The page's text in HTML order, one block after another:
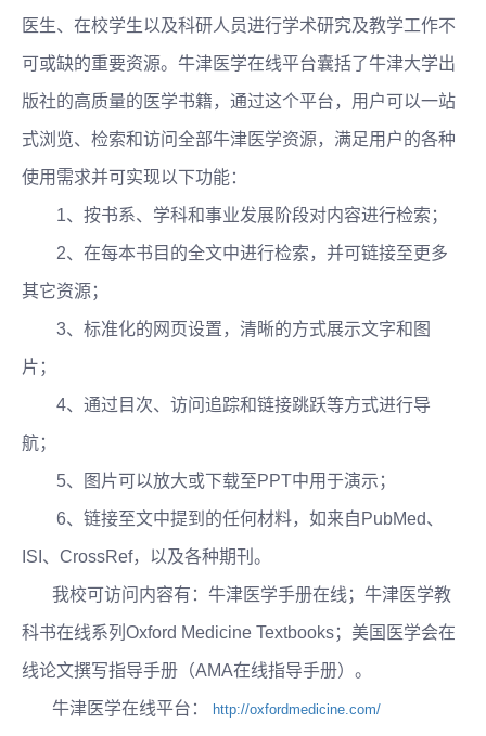
医生、在校学生以及科研人员进行学术研究及教学工作不
可或缺的重要资源。牛津医学在线平台囊括了牛津大学出
版社的高质量的医学书籍，通过这个平台，用户可以一站
式浏览、检索和访问全部牛津医学资源，满足用户的各种
使用需求并可实现以下功能：
1、按书系、学科和事业发展阶段对内容进行检索；
2、在每本书目的全文中进行检索，并可链接至更多
其它资源；
3、标准化的网页设置，清晰的方式展示文字和图
片；
4、通过目次、访问追踪和链接跳跃等方式进行导
航；
5、图片可以放大或下载至PPT中用于演示；
6、链接至文中提到的任何材料，如来自PubMed、
ISI、CrossRef，以及各种期刊。
我校可访问内容有：牛津医学手册在线；牛津医学教
科书在线系列Oxford Medicine Textbooks；美国医学会在
线论文撰写指导手册（AMA在线指导手册）。
牛津医学在线平台： http://oxfordmedicine.com/